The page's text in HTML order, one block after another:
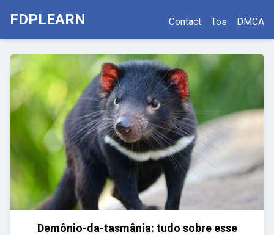
FDPLEARN Contact Tos DMCA
Demônio-da-tasmânia: tudo sobre esse